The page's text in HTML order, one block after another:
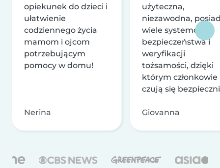
opiekunek do dzieci i
ułatwienie
codziennego życia
mamom i ojcom
potrzebującym
pomocy w domu!
Nerina
użyteczna,
niezawodna,
wiele systemów
bezpieczeństwa i
weryfikacji
tożsamości, dzięki
którym członkowie
czują się
Giovanna